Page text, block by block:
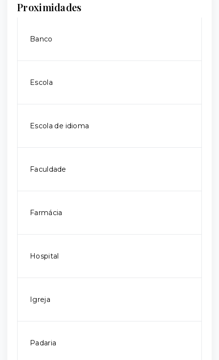
Proximidades
Banco
Escola
Escola de idioma
Faculdade
Farmácia
Hospital
Igreja
Padaria